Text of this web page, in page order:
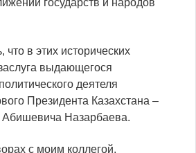
что в этих исторических
выдающегося
деятеля
Президента Казахстана –
Назарбаева.
с моим коллегой,